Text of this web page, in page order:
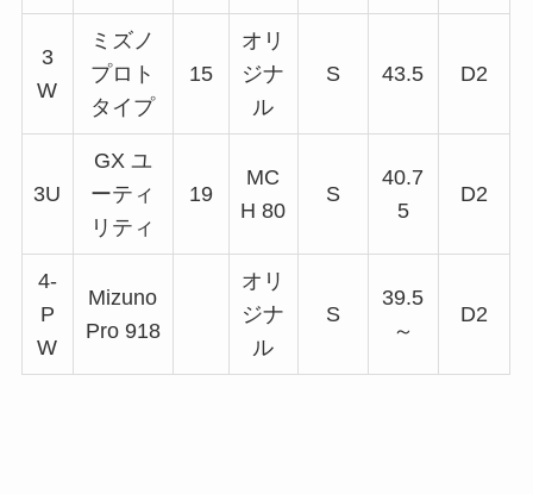
3
W
ミズノ
プロト
タイプ
15
オリ
ジナ
ル
S 43.5 D2
3U
GX ユ
ーティ
リティ
19
MC
H 80
S
40.7
5
D2
4-
P
W
Mizuno
Pro 918
オリ
ジナ
ル
S
39.5
～
D2